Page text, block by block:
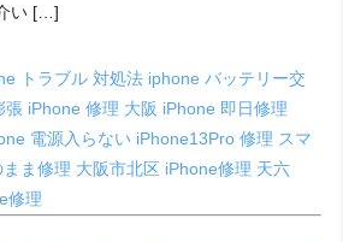
い […]
トラブル 対処法 iphone バッテリー交
張 iPhone 修理 大阪 iPhone 即日修理
電源入らない iPhone13Pro 修理 スマ
ま修理 大阪市北区 iPhone修理 天六
修理